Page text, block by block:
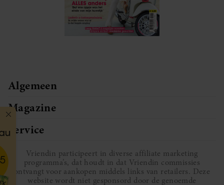
Algemeen
Magazine
Service
Vriendin participeert in diverse affiliate marketing
programma’s, dat houdt in dat Vriendin commissies
ontvangt voor aankopen middels links van retailers. Deze
website wordt niet gesponsord door de genoemde